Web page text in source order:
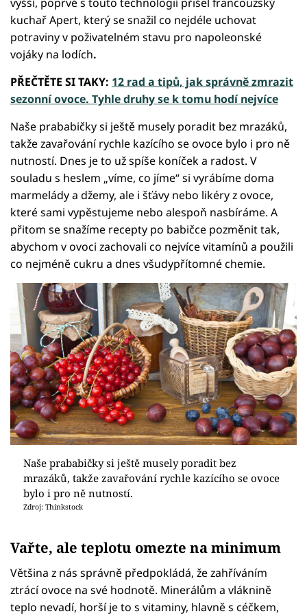
kuchař Apert, který se snažil co nejdéle uchovat
potraviny v poživatelném stavu pro napoleonské
vojáky na lodích.
PŘEČTĚTE SI TAKY: 12 rad a tipů, jak správně zmrazit
sezonní ovoce. Tyhle druhy se k tomu hodí nejvíce
Naše prababičky si ještě musely poradit bez mrazáků,
takže zavařování rychle kazícího se ovoce bylo i pro ně
nutností. Dnes je to už spíše koníček a radost. V
souladu s heslem „víme, co jíme“ si vyrábíme doma
marmelády a džemy, ale i šťávy nebo likéry z ovoce,
které sami vypěstujeme nebo alespoň nasbíráme. A
přitom se snažíme recepty po babičce pozměnit tak,
abychom v ovoci zachovali co nejvíce vitamínů a použili
co nejméně cukru a dnes všudypřítomné chemie.
Naše prababičky si ještě musely poradit bez
mrazáků, takže zavařování rychle kazícího se ovoce
bylo i pro ně nutností.
Zdroj: Thinkstock
Vařte, ale teplotu omezte na minimum
Většina z nás správně předpokládá, že zahříváním
ztrácí ovoce na své hodnotě. Minerálům a vláknině
teplo nevadí, horší je to s vitaminy, hlavně s céčkem,